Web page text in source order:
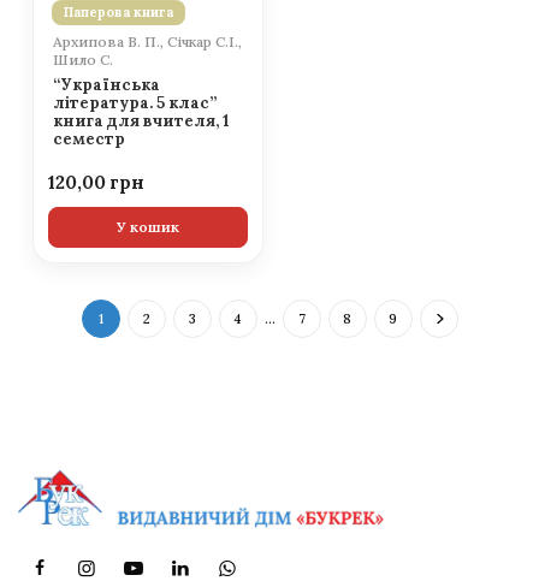
Паперова книга
Архипова В. П., Січкар С.І.,
Шило С.
“Українська
література. 5 клас”
книга для вчителя, 1
семестр
120,00
У кошик
1 2 3 4 … 7 8 9